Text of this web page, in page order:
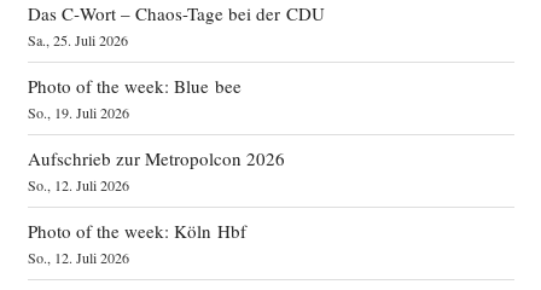
Das C‑Wort – Chaos-Tage bei der CDU
Sa., 25. Juli 2026
Photo of the week: Blue bee
So., 19. Juli 2026
Aufschrieb zur Metropolcon 2026
So., 12. Juli 2026
Photo of the week: Köln Hbf
So., 12. Juli 2026